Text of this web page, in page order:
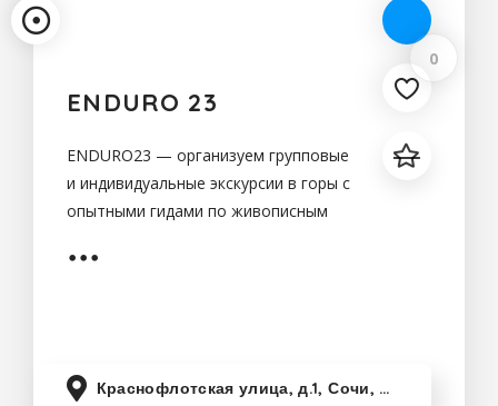
0
ENDURO 23
ENDURO23 — организуем групповые
и индивидуальные экскурсии в горы с
опытными гидами по живописным
Поляны,обучение управлению
Краснофлотская улица, д.1, Сочи, Краснодарский край, Россия